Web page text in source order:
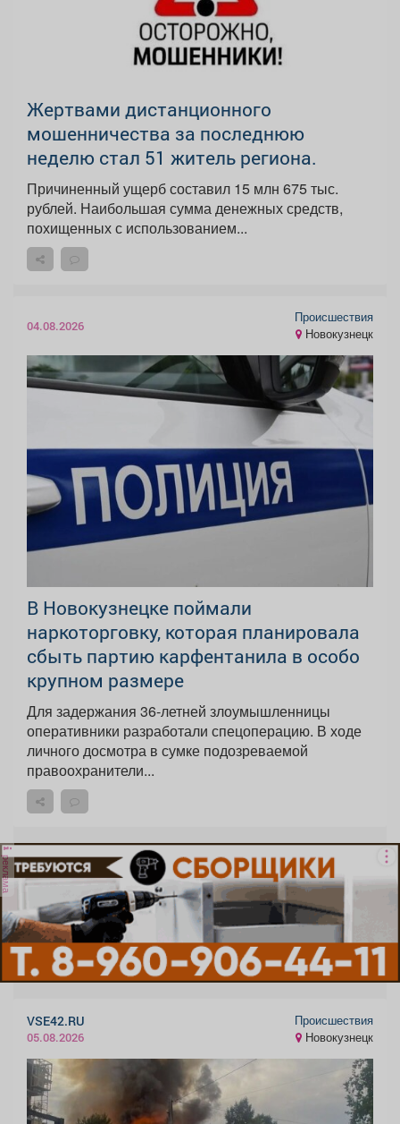
️Жертвами дистанционного
мошенничества за последнюю
неделю стал 51 житель региона.
Причиненный ущерб составил 15 млн 675 тыс.
рублей. Наибольшая сумма денежных средств,
похищенных с использованием...
04.08.2026
Происшествия
Новокузнецк
В Новокузнецке поймали
наркоторговку, которая планировала
сбыть партию карфентанила в особо
крупном размере
Для задержания 36-летней злоумышленницы
оперативники разработали спецоперацию. В ходе
личного досмотра в сумке подозреваемой
правоохранители...
реклама
VSE42.RU
05.08.2026
Происшествия
Новокузнецк